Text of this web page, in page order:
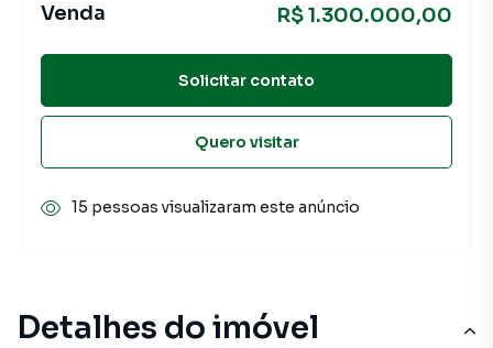
Detalhes do imóvel
Venda R$ 1.300.000,00
Solicitar contato
Quero visitar
15 pessoas visualizaram este anúncio